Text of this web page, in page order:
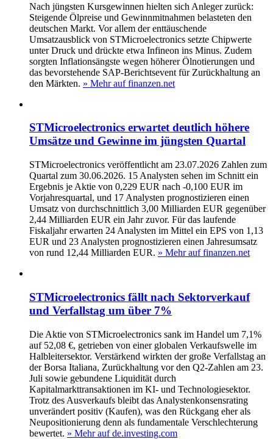
Nach jüngsten Kursgewinnen hielten sich Anleger zurück:
Steigende Ölpreise und Gewinnmitnahmen belasteten den
deutschen Markt. Vor allem der enttäuschende
Umsatzausblick von STMicroelectronics setzte Chipwerte
unter Druck und drückte etwa Infineon ins Minus. Zudem
sorgten Inflationsängste wegen höherer Ölnotierungen und
das bevorstehende SAP-Berichtsevent für Zurückhaltung an
den Märkten. » Mehr auf finanzen.net
STMicroelectronics erwartet deutlich höhere
Umsätze und Gewinne im jüngsten Quartal
STMicroelectronics veröffentlicht am 23.07.2026 Zahlen zum
Quartal zum 30.06.2026. 15 Analysten sehen im Schnitt ein
Ergebnis je Aktie von 0,229 EUR nach -0,100 EUR im
Vorjahresquartal, und 17 Analysten prognostizieren einen
Umsatz von durchschnittlich 3,00 Milliarden EUR gegenüber
2,44 Milliarden EUR ein Jahr zuvor. Für das laufende
Fiskaljahr erwarten 24 Analysten im Mittel ein EPS von 1,13
EUR und 23 Analysten prognostizieren einen Jahresumsatz
von rund 12,44 Milliarden EUR. » Mehr auf finanzen.net
STMicroelectronics fällt nach Sektorverkauf
und Verfallstag um über 7%
Die Aktie von STMicroelectronics sank im Handel um 7,1%
auf 52,08 €, getrieben von einer globalen Verkaufswelle im
Halbleitersektor. Verstärkend wirkten der große Verfallstag an
der Borsa Italiana, Zurückhaltung vor den Q2-Zahlen am 23.
Juli sowie gebundene Liquidität durch
Kapitalmarkttransaktionen im KI- und Technologiesektor.
Trotz des Ausverkaufs bleibt das Analystenkonsensrating
unverändert positiv (Kaufen), was den Rückgang eher als
Neupositionierung denn als fundamentale Verschlechterung
bewertet. » Mehr auf de.investing.com